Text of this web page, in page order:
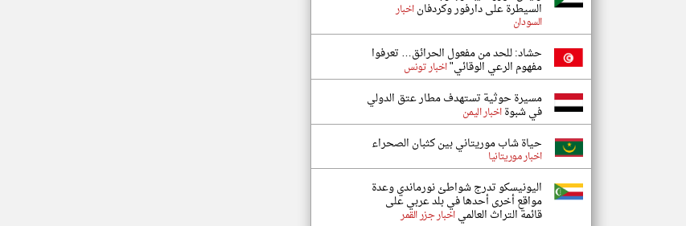
السيطرة على دارفور وكردفاناخبار
السودان
حشاد: للحد من مفعول الحرائق… تعرفوا
مفهوم الرعي الوقائي"اخبار تونس
مسيرة حوثية تستهدف مطار عتق الدولي
في شبوةاخبار اليمن
حياة شاب موريتاني بين كثبان الصحراء
اخبار موريتانيا
اليونيسكو تدرج شواطئ نورماندي وعدة
مواقع أخرى أحدها في بلد عربي على
قائمة التراث العالمياخبار جزر القمر